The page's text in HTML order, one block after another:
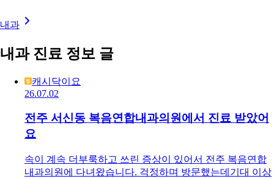
내과
내과 진료 정보 글
캐시닥이요
26.07.02
전주 서신동 복음연합내과의원에서 진료 받았어
요
속이 계속 더부룩하고 쓰린 증상이 있어서 전주 복음연합
내과의원에 다녀왔습니다. 걱정하며 방문했는데기대 이상